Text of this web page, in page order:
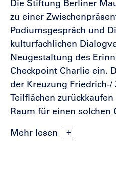
Die Stiftung Berliner
zu einer
Podiumsgespräch und
kulturfachlichen
Neugestaltung des
Checkpoint Charlie ein.
der Kreuzung
Teilflächen
Raum für einen solchen
Mehr lesen